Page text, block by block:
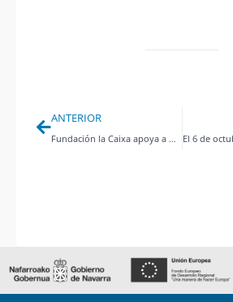
ANTERIOR
Fundación la Caixa apoya a Aspace en sus campamentos de petö